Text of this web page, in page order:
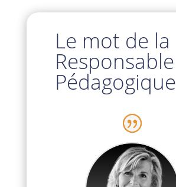
Le mot de la
Responsable
Pédagogique